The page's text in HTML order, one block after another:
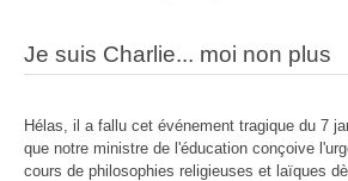
Je suis Charlie... moi non plus
Hélas, il a fallu cet événement tragique du 7
que notre ministre de l'éducation conçoive
cours de philosophies religieuses et laïques